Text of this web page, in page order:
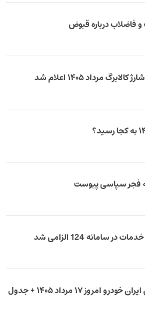
فاضلاب درباره قبوض
مرداد ۱۴۰۵ اعلام شد
فجر سپاسی پیوست
سامانه 124 الزامی شد
امروز ۱۷ مرداد ۱۴۰۵ + جدول